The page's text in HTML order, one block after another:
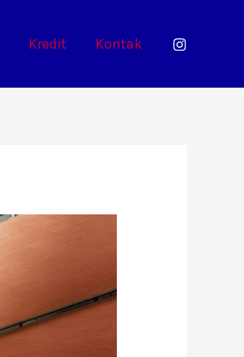
Kredit Kontak